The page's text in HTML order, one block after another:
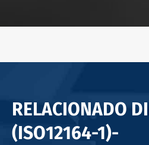
RELACIONADO
(ISO12164-1)-